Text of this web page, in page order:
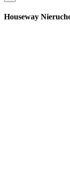
Houseway